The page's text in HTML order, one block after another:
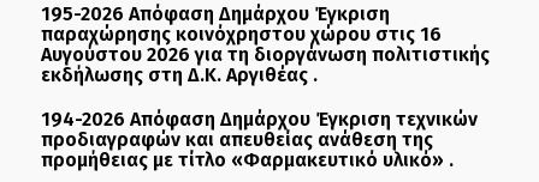
195-2026 Απόφαση Δημάρχου Έγκριση
παραχώρησης κοινόχρηστου χώρου στις 16
Αυγούστου 2026 για τη διοργάνωση πολιτιστικής
εκδήλωσης στη Δ.Κ. Αργιθέας .
194-2026 Απόφαση Δημάρχου Έγκριση τεχνικών
προδιαγραφών και απευθείας ανάθεση της
προμήθειας με τίτλο «Φαρμακευτικό υλικό» .